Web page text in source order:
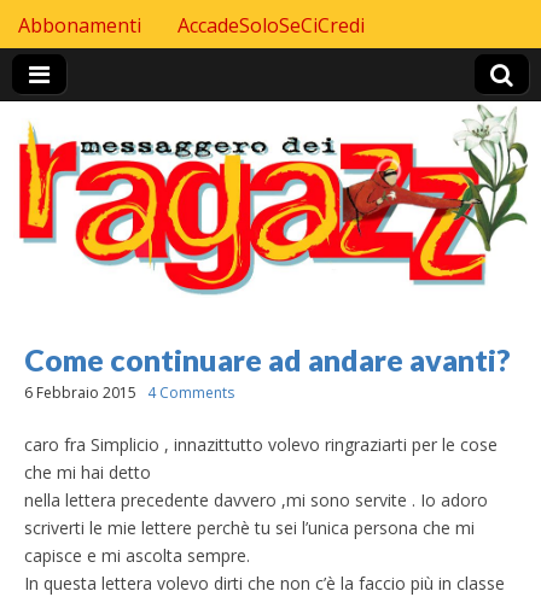
Header Top menu
Skip to content
Abbonamenti AccadeSoloSeCiCredi
Come continuare ad andare avanti?
6 Febbraio 2015 4 Comments
caro fra Simplicio , innazittutto volevo ringraziarti per le cose
che mi hai detto
nella lettera precedente davvero ,mi sono servite . Io adoro
scriverti le mie lettere perchè tu sei l’unica persona che mi
capisce e mi ascolta sempre.
In questa lettera volevo dirti che non c’è la faccio più in classe